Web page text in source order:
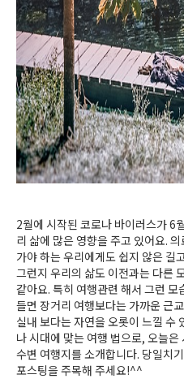
2월에 시작된 코로나 바이러스가 6
리 삶에 많은 영향을 주고 있어요.
가야 하는 우리에게도 쉽지 않은 길
그런지 우리의 삶도 이전과는 다른
같아요. 특히 여행관련 해서 그런
들면 장거리 여행보다는 가까운 근
실내 보다는 자연을 오롯이 느낄 수
나 시대에 맞는 여행 법으로, 오늘
수변 여행지를 소개합니다. 당일치
포스팅을 주목해 주세요!^^